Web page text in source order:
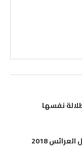
نفسها
2018